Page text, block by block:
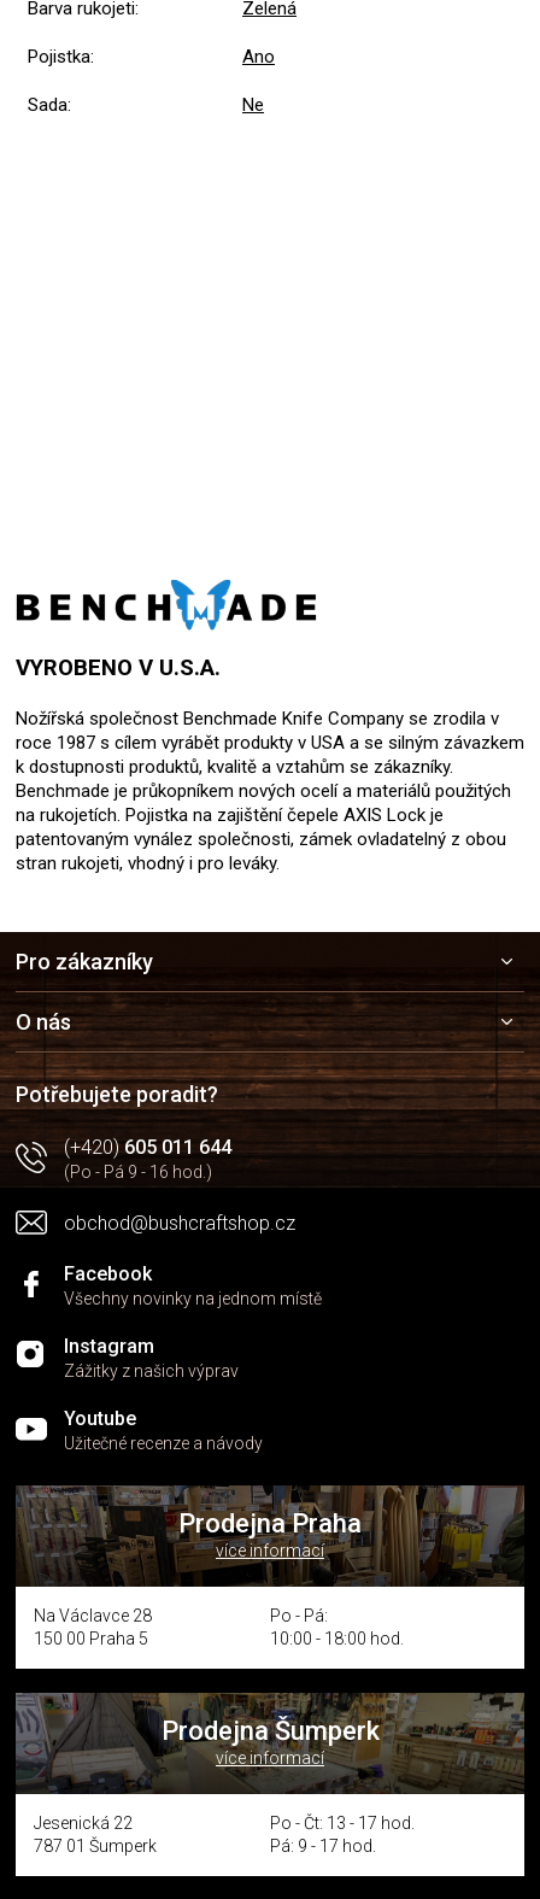
Barva rukojeti: Zelená
Pojistka: Ano
Sada: Ne
VYROBENO V U.S.A.
Nožířská společnost Benchmade Knife Company se zrodila v
roce 1987 s cílem vyrábět produkty v USA a se silným závazkem
k dostupnosti produktů, kvalitě a vztahům se zákazníky.
Benchmade je průkopníkem nových ocelí a materiálů použitých
na rukojetích. Pojistka na zajištění čepele AXIS Lock je
patentovaným vynález společnosti, zámek ovladatelný z obou
stran rukojeti, vhodný i pro leváky.
a
t
í
Pro zákazníky
O nás
Potřebujete poradit?
(+420)605 011 644
(Po - Pá 9 - 16 hod.)
obchod@bushcraftshop.cz
Facebook
Všechny novinky na jednom místě
Instagram
Zážitky z našich výprav
Youtube
Užitečné recenze a návody
Prodejna Praha
více informací
Na Václavce 28
150 00 Praha 5
Po - Pá:
10:00 - 18:00 hod.
Prodejna Šumperk
více informací
Jesenická 22
787 01 Šumperk
Po - Čt: 13 - 17 hod.
Pá: 9 - 17 hod.